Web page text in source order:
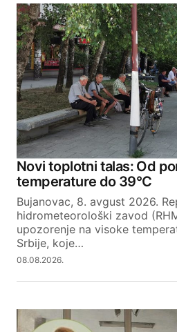
Novi toplotni talas: Od
temperature do 39°C
Bujanovac, 8. avgust 2026.
hidrometeorološki zavod
upozorenje na visoke
Srbije, koje…
08.08.2026.